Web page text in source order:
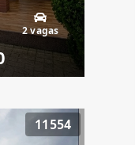
2 vagas
11554